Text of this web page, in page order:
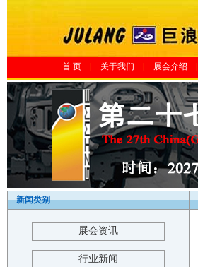
首 页 关于我们 展会介绍
新闻类别
展会资讯
行业新闻